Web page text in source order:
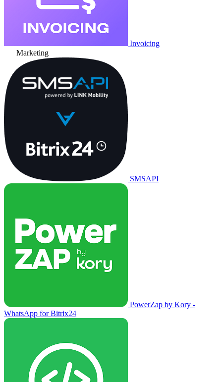
Invoicing
Marketing
SMSAPI
PowerZap by Kory -
WhatsApp for Bitrix24